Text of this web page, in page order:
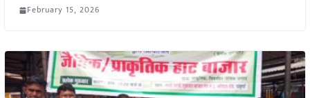
February 15, 2026